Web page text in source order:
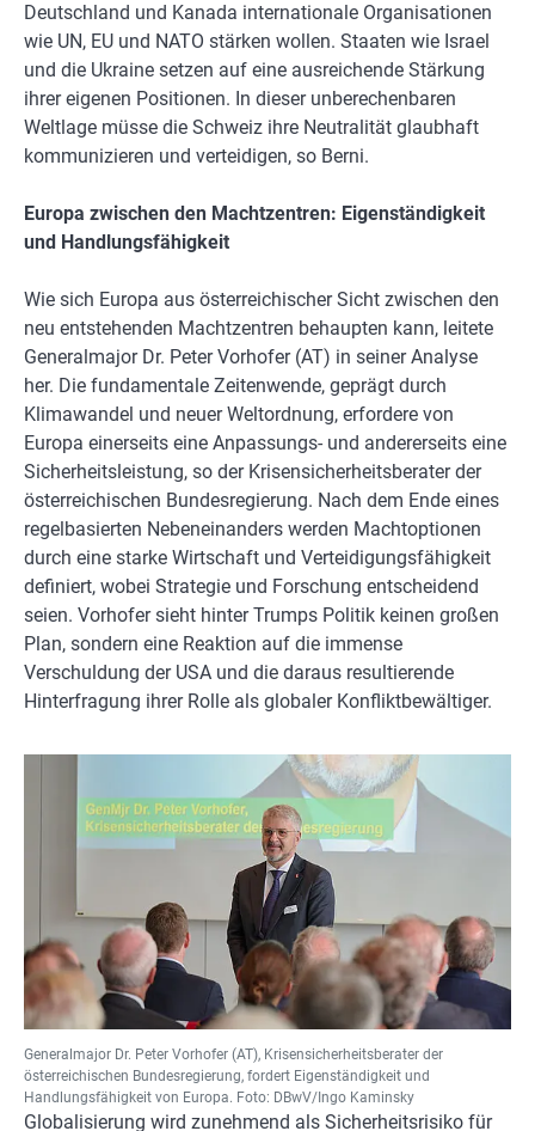
Deutschland und Kanada internationale Organisationen
wie UN, EU und NATO stärken wollen. Staaten wie Israel
und die Ukraine setzen auf eine ausreichende Stärkung
ihrer eigenen Positionen. In dieser unberechenbaren
Weltlage müsse die Schweiz ihre Neutralität glaubhaft
kommunizieren und verteidigen, so Berni.
Europa zwischen den Machtzentren: Eigenständigkeit
und Handlungsfähigkeit
Wie sich Europa aus österreichischer Sicht zwischen den
neu entstehenden Machtzentren behaupten kann, leitete
Generalmajor Dr. Peter Vorhofer (AT) in seiner Analyse
her. Die fundamentale Zeitenwende, geprägt durch
Klimawandel und neuer Weltordnung, erfordere von
Europa einerseits eine Anpassungs- und andererseits eine
Sicherheitsleistung, so der Krisensicherheitsberater der
österreichischen Bundesregierung. Nach dem Ende eines
regelbasierten Nebeneinanders werden Machtoptionen
durch eine starke Wirtschaft und Verteidigungsfähigkeit
definiert, wobei Strategie und Forschung entscheidend
seien. Vorhofer sieht hinter Trumps Politik keinen großen
Plan, sondern eine Reaktion auf die immense
Verschuldung der USA und die daraus resultierende
Hinterfragung ihrer Rolle als globaler Konfliktbewältiger.
Generalmajor Dr. Peter Vorhofer (AT), Krisensicherheitsberater der
österreichischen Bundesregierung, fordert Eigenständigkeit und
Handlungsfähigkeit von Europa. Foto: DBwV/Ingo Kaminsky
Globalisierung wird zunehmend als Sicherheitsrisiko für